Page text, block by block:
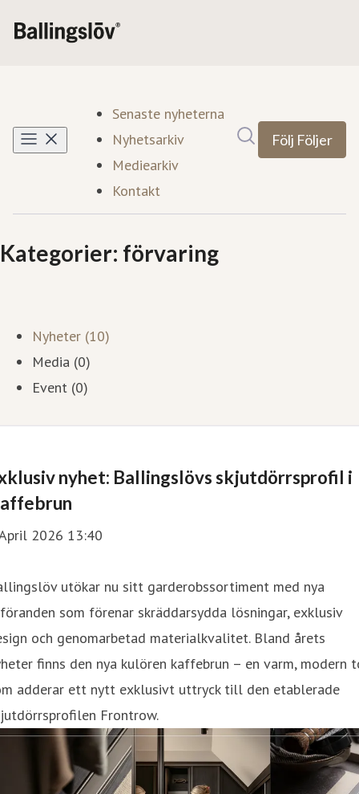
Senaste nyheterna
Nyhetsarkiv
Mediearkiv
Kontakt
Följ Följer
Kategorier: förvaring
Nyheter (10)
Media (0)
Event (0)
nyhet: Ballingslövs skjutdörrsprofil i
2026 13:40
utökar nu sitt garderobssortiment med nya
som förenar skräddarsydda lösningar, exklusiv
och genomarbetad materialkvalitet. Bland årets
finns den nya kulören kaffebrun – en varm, modern
adderar ett nytt exklusivt uttryck till den etablerade
Frontrow.